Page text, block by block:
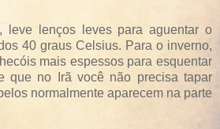
leve lenços leves para aguentar o
40 graus Celsius. Para o inverno,
mais espessos para esquentar
que no Irã você não precisa tapar
normalmente aparecem na parte